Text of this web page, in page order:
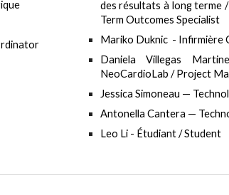
des résultats à long terme
Term Outcomes Specialist
Mariko Duknic - Infirmière
Daniela Villegas
NeoCardioLab / Project
Jessica Simoneau —
Antonella Cantera —
Leo Li - Étudiant / Student